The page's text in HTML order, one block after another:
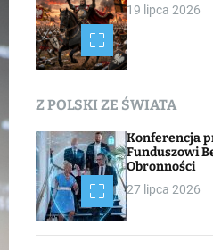
19 lipca 2026
Z POLSKI ZE ŚWIATA
Konferencja
Funduszowi
Obronności
27 lipca 2026